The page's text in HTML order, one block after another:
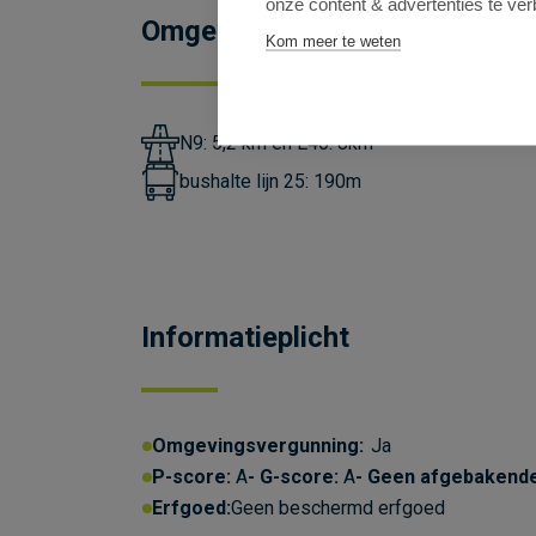
Omgeving
N9: 5,2 km en E40: 8km
bushalte lijn 25: 190m
Informatieplicht
Omgevingsvergunning: Ja
P-score: A G-score: A Geen
Erfgoed:Geen beschermd erfgoed
Kom meer te weten